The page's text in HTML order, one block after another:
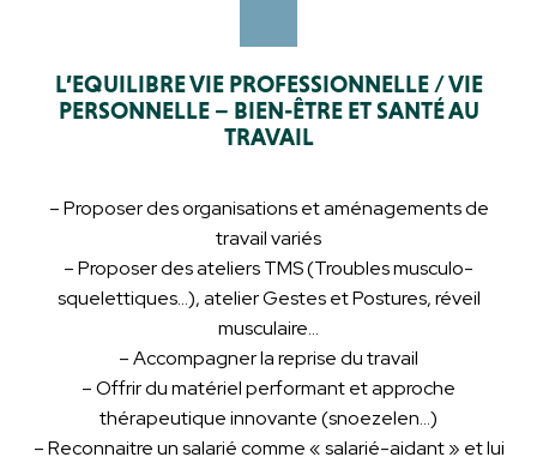
L’EQUILIBRE VIE PROFESSIONNELLE / VIE
PERSONNELLE – BIEN-ÊTRE ET SANTÉ AU
TRAVAIL
– Proposer des organisations et aménagements de
travail variés
– Proposer des ateliers TMS (Troubles musculo-
squelettiques…), atelier Gestes et Postures, réveil
musculaire…
– Accompagner la reprise du travail
– Offrir du matériel performant et approche
thérapeutique innovante (snoezelen…)
– Reconnaitre un salarié comme « salarié-aidant » et lui